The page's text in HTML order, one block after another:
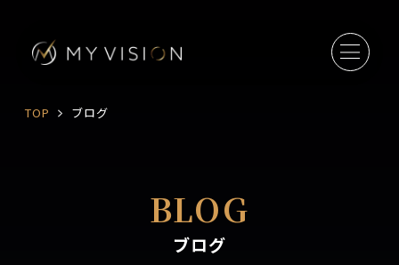
TOP ブログ
BLOG
ブログ